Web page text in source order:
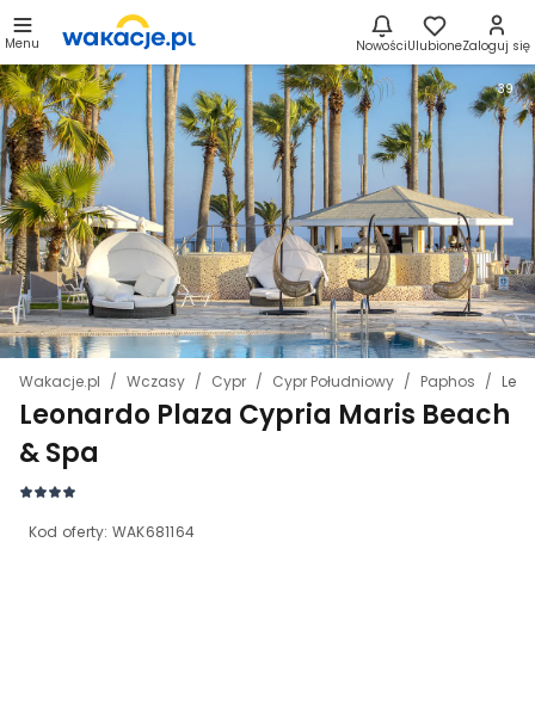
Menu NowościUlubioneZaloguj się
Wakacje.pl Wczasy Cypr Cypr Południowy Paphos
Leonardo Plaza Cypria Maris Beach
& Spa
Kod oferty: WAK681164
39